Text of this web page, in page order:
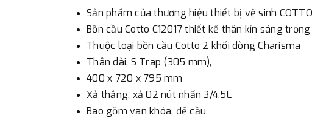
Sản phẩm của thương hiệu thiết bị vệ sinh COTTO
Bồn cầu Cotto C12017 thiết kế thân kín sáng trọng
Thuộc loại bồn cầu Cotto 2 khối dòng Charisma
Thân dài, S Trap (305 mm),
400 x 720 x 795 mm
Xả thẳng, xả 02 nút nhấn 3/4.5L
Bao gồm van khóa, đế cầu